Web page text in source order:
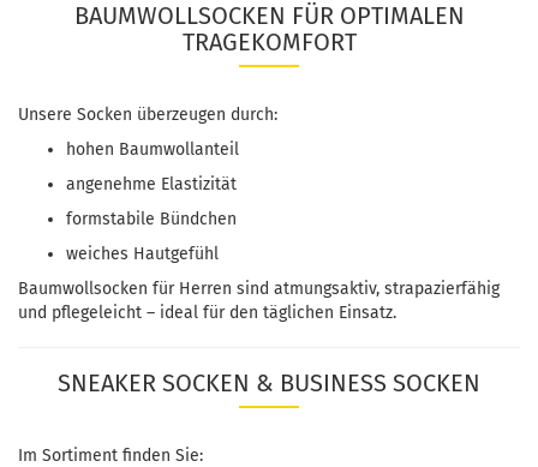
BAUMWOLLSOCKEN FÜR OPTIMALEN
TRAGEKOMFORT
Unsere Socken überzeugen durch:
hohen Baumwollanteil
angenehme Elastizität
formstabile Bündchen
weiches Hautgefühl
Baumwollsocken für Herren sind atmungsaktiv, strapazierfähig
und pflegeleicht – ideal für den täglichen Einsatz.
SNEAKER SOCKEN & BUSINESS SOCKEN
Im Sortiment finden Sie: